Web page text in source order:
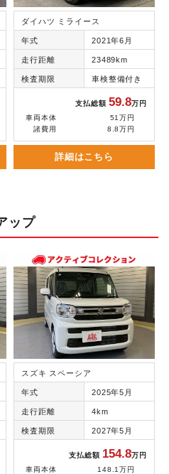
ダイハツ ミライース
年式 2021年6月
走行距離 23489km
検査期限 車検整備付き
支払総額59.8万円
車両本体
51万円
諸費用
8.8万円
詳細はこちら
ップ
スズキ スペーシア
年式 2025年5月
走行距離 4km
検査期限 2027年5月
支払総額 154.8万円
車両本体
148.1万円